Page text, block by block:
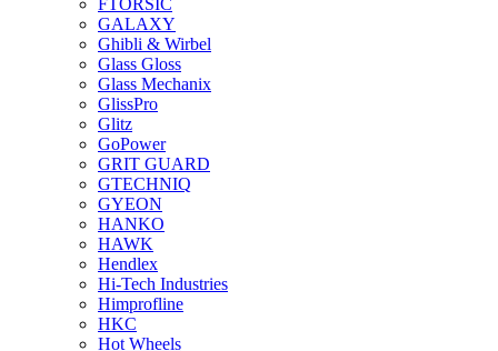
GALAXY
Ghibli & Wirbel
Glass Gloss
Glass Mechanix
GlissPro
Glitz
GoPower
GRIT GUARD
GTECHNIQ
GYEON
HANKO
HAWK
Hendlex
Hi-Tech Industries
Himprofline
HKC
Hot Wheels